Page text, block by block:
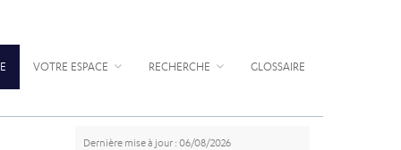
VOTRE ESPACE RECHERCHE GLOSSAIRE
Dernière mise à jour : 06/08/2026